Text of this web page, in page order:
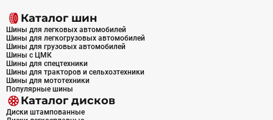
Каталог шин
Шины для легковых автомобилей
Шины для легкогрузовых автомобилей
Шины для грузовых автомобилей
Шины с ЦМК
Шины для спецтехники
Шины для тракторов и сельхозтехники
Шины для мототехники
Популярные шины
Каталог дисков
Диски штампованные